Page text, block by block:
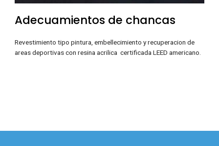
Adecuamientos de chancas
Revestimiento tipo pintura, embellecimiento y recuperacion de
areas deportivas con resina acrilica certificada LEED americano.